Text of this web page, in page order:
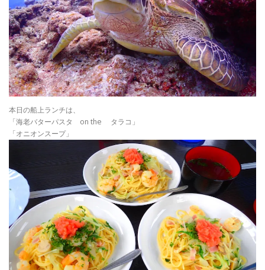
本日の船上ランチは、
「海老バターパスタ on the タラコ」
「オニオンスープ」